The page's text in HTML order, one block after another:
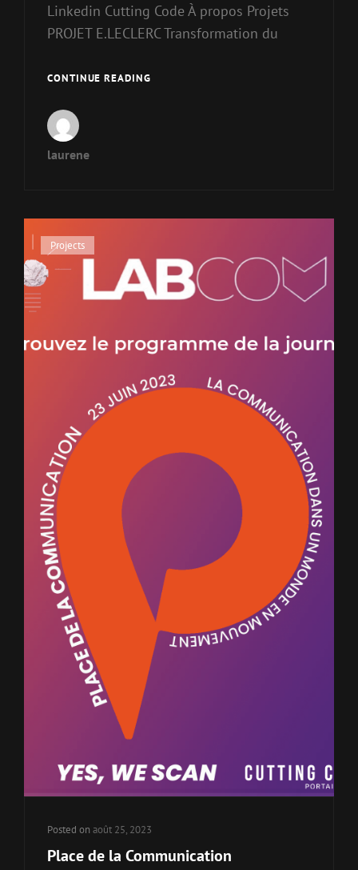
Linkedin Cutting Code À propos Projets
PROJET E.LECLERC Transformation du
CONTINUE READING
laurene
Projects
Posted on août 25, 2023
Place de la Communication